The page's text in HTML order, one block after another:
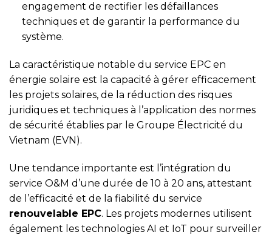
engagement de rectifier les défaillances
techniques et de garantir la performance du
système.
La caractéristique notable du service EPC en
énergie solaire est la capacité à gérer efficacement
les projets solaires, de la réduction des risques
juridiques et techniques à l’application des normes
de sécurité établies par le Groupe Électricité du
Vietnam (EVN).
Une tendance importante est l’intégration du
service O&M d’une durée de 10 à 20 ans, attestant
de l’efficacité et de la fiabilité du service
renouvelable EPC. Les projets modernes utilisent
également les technologies AI et IoT pour surveiller